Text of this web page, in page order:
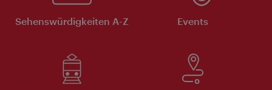
Sehenswürdigkeiten A-Z Events